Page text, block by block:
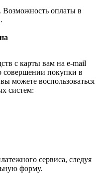
Возможность оплаты в
с карты вам на e-mail
совершении покупки в
можете воспользоваться
систем:
сервиса, следуя
форму.